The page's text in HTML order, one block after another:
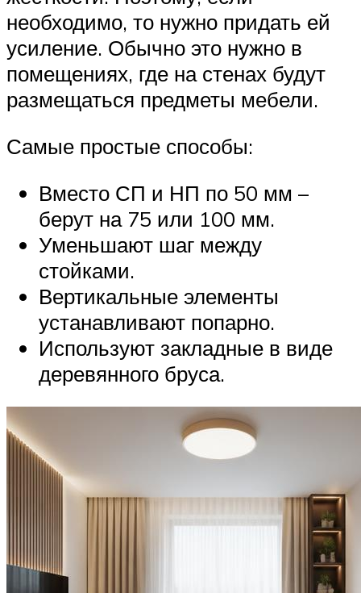
необходимо, то нужно придать ей
усиление. Обычно это нужно в
помещениях, где на стенах будут
размещаться предметы мебели.
Самые простые способы:
Вместо СП и НП по 50 мм –
берут на 75 или 100 мм.
Уменьшают шаг между
стойками.
Вертикальные элементы
устанавливают попарно.
Используют закладные в виде
деревянного бруса.